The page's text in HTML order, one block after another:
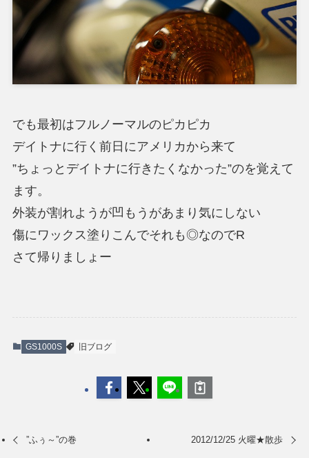
でも最初はフルノーマルのピカピカ
デイトナに行く前日にアメリカから来て
”ちょっとデイトナに行きたくなかった”のを覚えて
ます。
外装が割れようが凹もうがあまり気にしない
傷にワックス塗りこんでそれも◎なのでR
さて帰りましょー
GS1000S 旧ブログ
”ふぅ～”の巻 2012/12/25 火曜★散歩